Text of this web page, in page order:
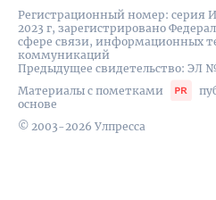
Регистрационный номер: серия
2023 г, зарегистрировано
сфере связи, информационных
коммуникаций
Предыдущее свидетельство: ЭЛ
Материалы с пометками
основе
© 2003-2026 Улпресса